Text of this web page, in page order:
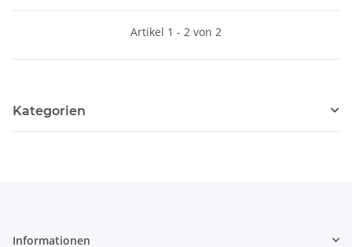
Artikel 1 - 2 von 2
Kategorien
Informationen